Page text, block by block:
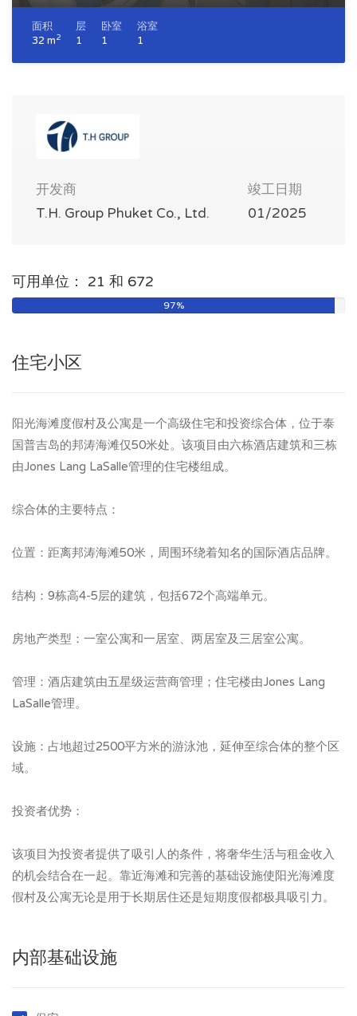
面积
32 m2
层
1
卧室
1
浴室
1
开发商
T.H. Group Phuket Co., Ltd.
竣工日期
01/2025
可用单位： 21 和 672
97%
住宅小区
阳光海滩度假村及公寓是一个高级住宅和投资综合体，位于泰
国普吉岛的邦涛海滩仅50米处。该项目由六栋酒店建筑和三栋
由Jones Lang LaSalle管理的住宅楼组成。
综合体的主要特点：
位置：距离邦涛海滩50米，周围环绕着知名的国际酒店品牌。
结构：9栋高4-5层的建筑，包括672个高端单元。
房地产类型：一室公寓和一居室、两居室及三居室公寓。
管理：酒店建筑由五星级运营商管理；住宅楼由Jones Lang
LaSalle管理。
设施：占地超过2500平方米的游泳池，延伸至综合体的整个区
域。
投资者优势：
该项目为投资者提供了吸引人的条件，将奢华生活与租金收入
的机会结合在一起。靠近海滩和完善的基础设施使阳光海滩度
假村及公寓无论是用于长期居住还是短期度假都极具吸引力。
内部基础设施